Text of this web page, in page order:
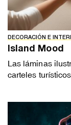
DECORACIÓN E
Island Mood
Las láminas
carteles